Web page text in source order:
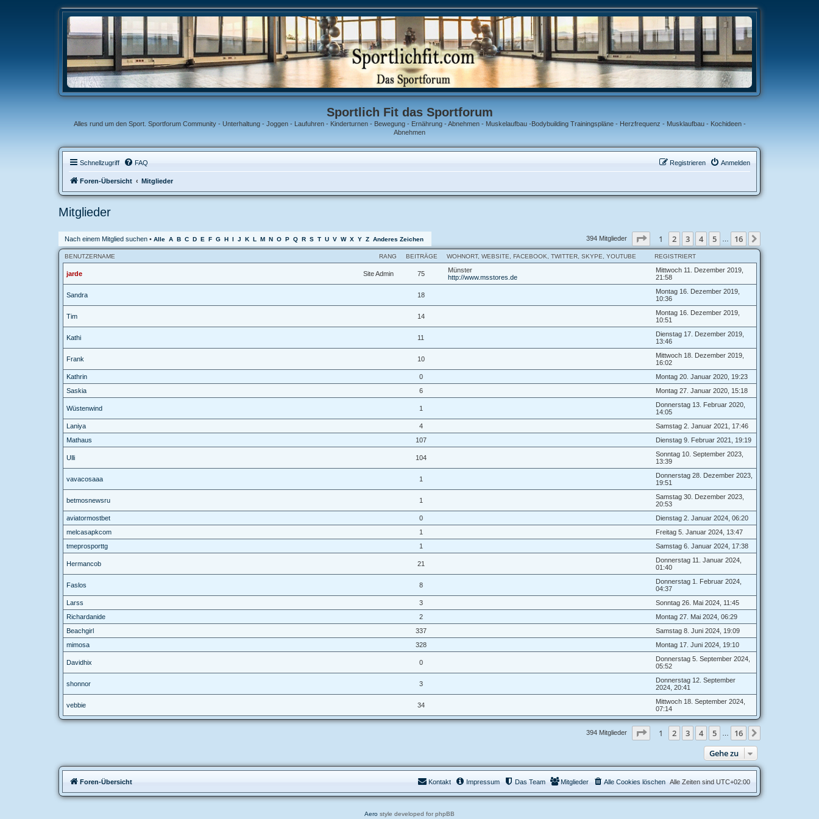
Sportlich Fit das Sportforum
Alles rund um den Sport. Sportforum Community - Unterhaltung - Joggen - Laufuhren - Kinderturnen - Bewegung - Ernährung - Abnehmen - Muskelaufbau -Bodybuilding Trainingspläne - Herzfrequenz - Musklaufbau - Kochideen -
Abnehmen
Schnellzugriff FAQ Anmelden
Registrieren
Foren-Übersicht Mitglieder
Mitglieder
Nach einem Mitglied suchen • Alle A B C D E F G H I J K L M N O P Q R S T U V W X Y Z Anderes Zeichen 394 Mitglieder Seite von16
1 2 3 4 5 16
RANG
BENUTZERNAME BEITRÄGE WOHNORT, WEBSITE, FACEBOOK, TWITTER, SKYPE, YOUTUBE REGISTRIERT
Site Admin
jarde 75
Münster
http://www.msstores.de
Mittwoch 11. Dezember 2019,
21:58
Sandra 18
Montag 16. Dezember 2019,
10:36
Tim 14
Montag 16. Dezember 2019,
10:51
Kathi 11
Dienstag 17. Dezember 2019,
13:46
Frank 10
Mittwoch 18. Dezember 2019,
16:02
Kathrin
0
Montag 20. Januar 2020, 19:23
Saskia
6 Montag 27. Januar 2020, 15:18
Wüstenwind 1
Donnerstag 13. Februar 2020,
14:05
Laniya
4
Samstag 2. Januar 2021, 17:46
Mathaus
107 Dienstag 9. Februar 2021, 19:19
Ulli 104
Sonntag 10. September 2023,
13:39
vavacosaaa 1
Donnerstag 28. Dezember 2023,
19:51
betmosnewsru 1
Samstag 30. Dezember 2023,
20:53
aviatormostbet
0
Dienstag 2. Januar 2024, 06:20
melcasapkcom
1
Freitag 5. Januar 2024, 13:47
tmeprosporttg
1 Samstag 6. Januar 2024, 17:38
Hermancob 21
Donnerstag 11. Januar 2024,
01:40
Faslos 8
Donnerstag 1. Februar 2024,
04:37
Larss
3
Sonntag 26. Mai 2024, 11:45
Richardanide
2
Montag 27. Mai 2024, 06:29
Beachgirl
337
Samstag 8. Juni 2024, 19:09
mimosa
328 Montag 17. Juni 2024, 19:10
Davidhix 0
Donnerstag 5. September 2024,
05:52
shonnor 3
Donnerstag 12. September
2024, 20:41
vebbie 34
Mittwoch 18. September 2024,
07:14
394 Mitglieder Seite von16
1 2 3 4 5 16
Gehe zu
Foren-Übersicht Alle Zeiten sind UTC+02:00
Alle Cookies löschen
Mitglieder
Das Team
Impressum
Kontakt
Aero style developed for phpBB